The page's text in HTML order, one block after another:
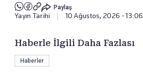
Paylaş
Yayın Tarihi 10 Ağustos, 2026 - 13:06
Haberle İlgili Daha Fazlası
Haberler